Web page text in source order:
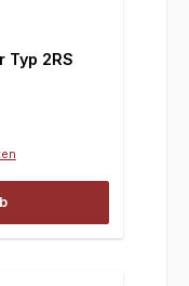
Typ 2RS